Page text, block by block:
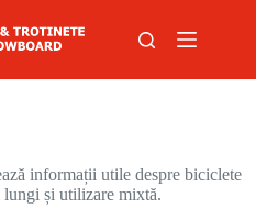
informații utile despre biciclete
și utilizare mixtă.